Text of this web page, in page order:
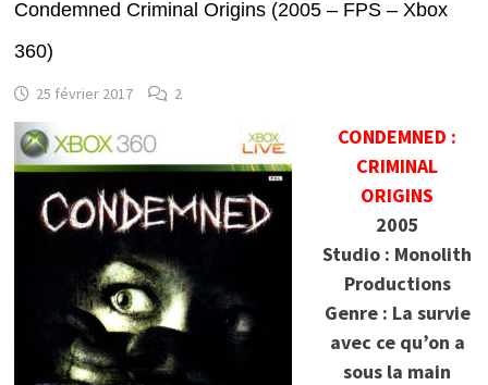
Condemned Criminal Origins (2005 – FPS – Xbox
360)
25 février 2017 2
CONDEMNED :
CRIMINAL
ORIGINS
2005
Studio : Monolith
Productions
Genre : La survie
avec ce qu’on a
sous la main